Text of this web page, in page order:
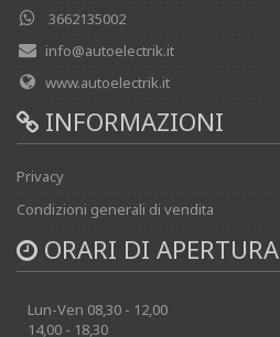
3662135002
info@autoelectrik.it
www.autoelectrik.it
INFORMAZIONI
Privacy
Condizioni generali di vendita
ORARI DI APERTURA
Lun-Ven 08,30 - 12,00
14,00 - 18,30